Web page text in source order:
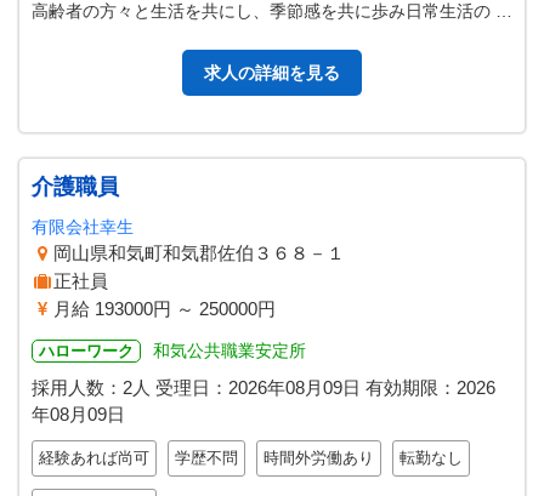
高齢者の方々と生活を共にし、季節感を共に歩み日常生活の 手
求人の詳細を見る
介護職員
有限会社幸生
岡山県和気町和気郡佐伯３６８－１
正社員
月給 193000円 ～ 250000円
ハローワーク 和気公共職業安定所
採用人数：2人 受理日： 2026年08月09日 有効期限： 2026
年08月09日
経験あれば尚可 学歴不問 時間外労働あり 転勤なし